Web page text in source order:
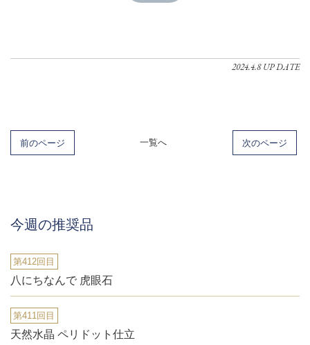
2024.4.8 UP DATE
前のページ 一覧へ 次のページ
今週の推奨品
第412回目
八にちなんで 虎眼石
第411回目
天然水晶 ペリドット仕立